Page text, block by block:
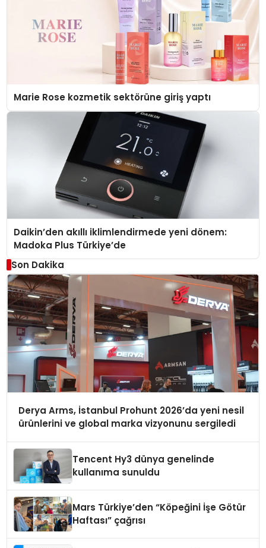
Marie Rose kozmetik sektörüne giriş yaptı
Daikin’den akıllı iklimlendirmede yeni dönem:
Madoka Plus Türkiye’de
Son Dakika
Derya Arms, İstanbul Prohunt 2026’da yeni nesil
ürünlerini ve global marka vizyonunu sergiledi
Tencent Hy3 dünya genelinde
kullanıma sunuldu
Mars Türkiye’den “Köpeğini İşe Götür
Haftası” çağrısı